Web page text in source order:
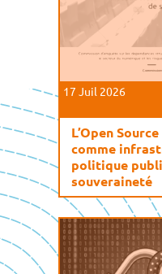
17 Juil 2026
L’Open
comme
politique
souveraineté